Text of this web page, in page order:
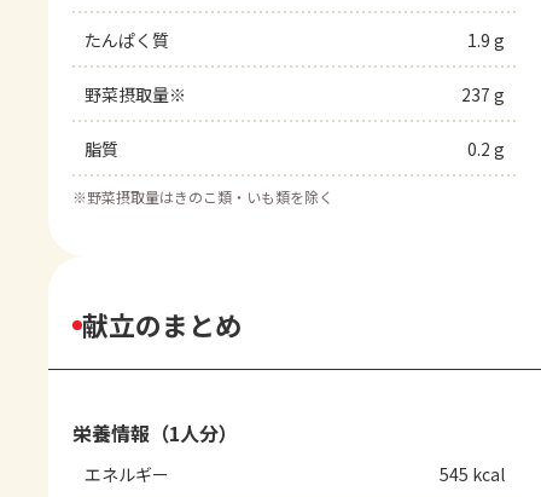
たんぱく質 1.9 g
野菜摂取量※ 237 g
脂質 0.2 g
※野菜摂取量はきのこ類・いも類を除く
献立のまとめ
栄養情報（1人分）
エネルギー 545 kcal